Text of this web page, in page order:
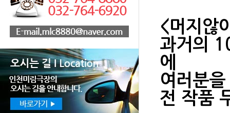
<머지않
과거의
에
여러분
전 작품